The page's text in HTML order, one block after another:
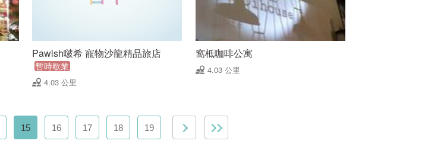
Pawish啵希 寵物沙龍精品旅店
暫時歇業
4.03 公里
窩柢咖啡公寓
4.03 公里
15 16 17 18 19